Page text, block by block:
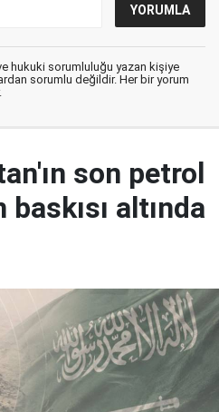
hukuki sorumluluğu yazan kişiye
sorumlu değildir. Her bir yorum
son petrol
altında